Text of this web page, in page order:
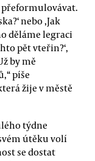
přeformulovávat.
nebo ,Jak
děláme legraci
pět vteřin?‘,
by mě
píše
žije v městě
týdne
útěku volí
se dostat